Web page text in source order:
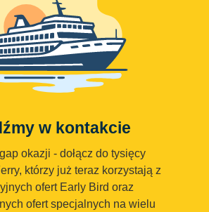
w kontakcie
okazji - dołącz do tysięcy
którzy już teraz korzystają z
ofert Early Bird oraz
ofert specjalnych na wielu